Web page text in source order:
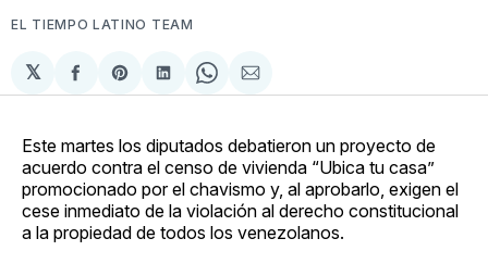
EL TIEMPO LATINO TEAM
𝕏
Compartir
en
Share
on
Compartir
en
Share
on
Compartir
via
Este martes los diputados debatieron un proyecto de
acuerdo contra el censo de vivienda “Ubica tu casa”
promocionado por el chavismo y, al aprobarlo, exigen el
cese inmediato de la violación al derecho constitucional
a la propiedad de todos los venezolanos.